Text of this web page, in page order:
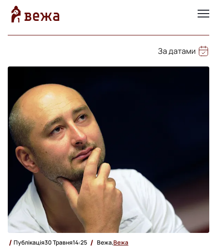
За датами
Публікація30 Травня14:25 Вежа,Вежа